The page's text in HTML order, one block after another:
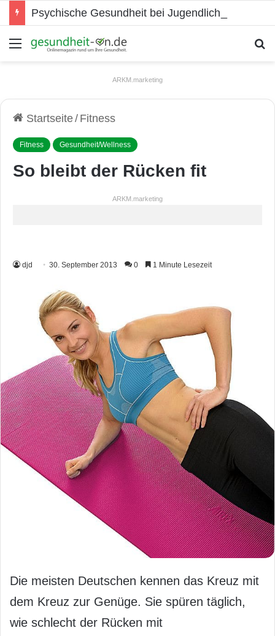
Psychische Gesundheit bei Jugendlichen
Menü
ARKM.marketing
Startseite/ Fitness
Fitness Gesundheit/Wellness
So bleibt der Rücken fit
ARKM.marketing
djd 30. September 2013 0 1 Minute Lesezeit
Die meisten Deutschen kennen das Kreuz mit
dem Kreuz zur Genüge. Sie spüren täglich,
wie schlecht der Rücken mit